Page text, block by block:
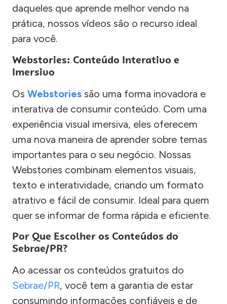
daqueles que aprende melhor vendo na
prática, nossos vídeos são o recurso ideal
para você.
Webstories: Conteúdo Interativo e
Imersivo
Os Webstories são uma forma inovadora e
interativa de consumir conteúdo. Com uma
experiência visual imersiva, eles oferecem
uma nova maneira de aprender sobre temas
importantes para o seu negócio. Nossas
Webstories combinam elementos visuais,
texto e interatividade, criando um formato
atrativo e fácil de consumir. Ideal para quem
quer se informar de forma rápida e eficiente.
Por Que Escolher os Conteúdos do
Sebrae/PR?
Ao acessar os conteúdos gratuitos do
Sebrae/PR, você tem a garantia de estar
consumindo informações confiáveis e de